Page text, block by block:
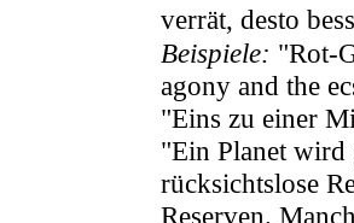
verrät, desto
Beispiele: "Rot-
agony and the
"Eins zu einer
"Ein Planet wird
rücksichtslose
Reserven.